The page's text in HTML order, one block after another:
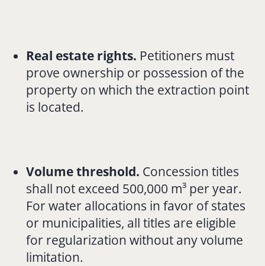
Real estate rights. Petitioners must
prove ownership or possession of the
property on which the extraction point
is located.
Volume threshold. Concession titles
shall not exceed 500,000 m³ per year.
For water allocations in favor of states
or municipalities, all titles are eligible
for regularization without any volume
limitation.